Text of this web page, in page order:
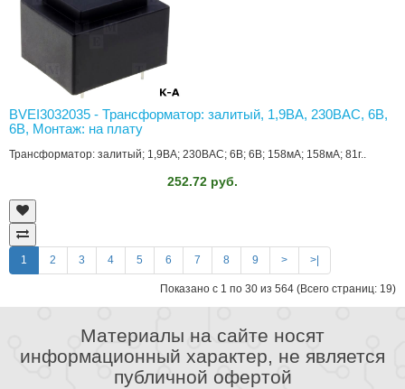
BVEI3032035 - Трансформатор: залитый, 1,9ВА, 230ВAC, 6В,
6В, Монтаж: на плату
Трансформатор: залитый; 1,9ВА; 230ВAC; 6В; 6В; 158мА; 158мА; 81г..
252.72 руб.
1 2 3 4 5 6 7 8 9 > >|
Показано с 1 по 30 из 564 (Всего страниц: 19)
Материалы на сайте носят
информационный характер, не является
публичной офертой